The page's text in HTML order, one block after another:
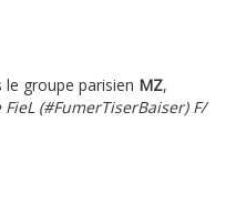
le groupe parisien MZ,
FieL (#FumerTiserBaiser) F/